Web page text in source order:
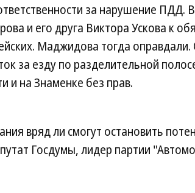
за нарушение ПДД.
и его друга Виктора Ускова к
Маджидова тогда
за езду по разделительной
и на Знаменке без прав.
вряд ли смогут остановить
Госдумы, лидер партии